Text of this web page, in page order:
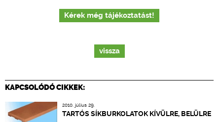
TERVEZÉSI SEGÉDLETEK
Kérek még tájékoztatást!
vissza
KAPCSOLÓDÓ CIKKEK:
2010. július 29.
TARTÓS SÍKBURKOLATOK KÍVÜLRE, BELÜLRE